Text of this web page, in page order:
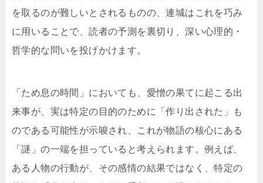
を取るのが難しいとされるものの、連城はこれを巧み
に用いることで、読者の予測を裏切り、深い心理的・
哲学的な問いを投げかけます。
「ため息の時間」においても、愛憎の果てに起こる出
来事が、実は特定の目的のために「作り出された」も
のである可能性が示唆され、これが物語の核心にある
「謎」の一端を担っていると考えられます。例えば、
ある人物の行動が、その感情の結果ではなく、特定の